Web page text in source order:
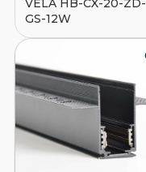
VELA HB-CX-20-ZD-
GS-12W